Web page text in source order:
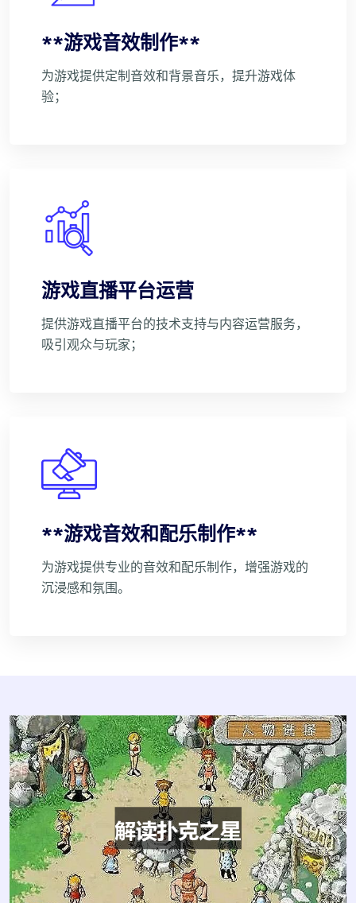
**游戏音效制作**
为游戏提供定制音效和背景音乐，提升游戏体
验；
游戏直播平台运营
提供游戏直播平台的技术支持与内容运营服务，
吸引观众与玩家；
**游戏音效和配乐制作**
为游戏提供专业的音效和配乐制作，增强游戏的
沉浸感和氛围。